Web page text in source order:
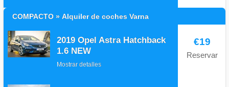
COMPACTO » Alquiler de coches Varna
2019 Opel Astra Hatchback
1.6 NEW
Mostrar detalles
€19
Reservar